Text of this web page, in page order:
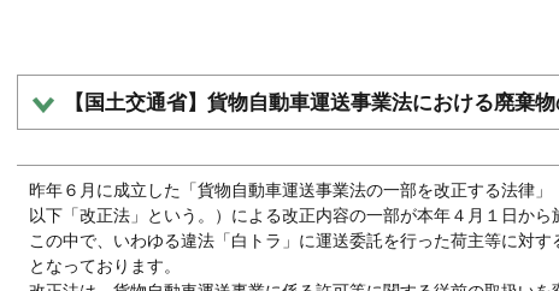
【国土交通省】貨物自動車運送事業法における廃棄
昨年６月に成立した「貨物自動車運送事業法の一部を改正する法律」
以下「改正法」という。）による改正内容の一部が本年４月１日から
この中で、いわゆる違法「白トラ」に運送委託を行った荷主等に対
となっております。